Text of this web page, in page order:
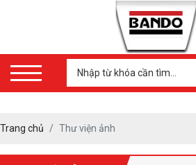
Trang chủ Thư viện ảnh